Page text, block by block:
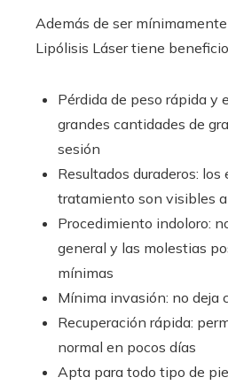
Además de ser
Lipólisis Láser tiene
Pérdida de peso rápida y
grandes cantidades de
sesión
Resultados duraderos: los
tratamiento son visibles
Procedimiento indoloro:
general y las molestias
mínimas
Mínima invasión: no deja
Recuperación rápida:
normal en pocos días
Apta para todo tipo de